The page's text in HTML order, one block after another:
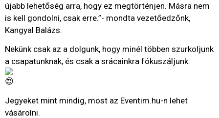
újabb lehetőség arra, hogy ez megtörténjen. Másra nem
is kell gondolni, csak erre.”- mondta vezetőedzőnk,
Kangyal Balázs.
Nekünk csak az a dolgunk, hogy minél többen szurkoljunk
a csapatunknak, és csak a srácainkra fókuszáljunk.
Jegyeket mint mindig, most az Eventim.hu-n lehet
vásárolni.